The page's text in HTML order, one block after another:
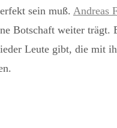
sein muß. Andreas
Botschaft weiter trägt.
Leute gibt, die mit